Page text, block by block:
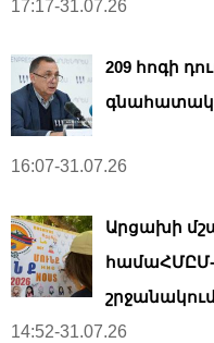
17:17-31.07.26
209 հոգի
16:07-31.07.26
Արցախի
14:52-31.07.26